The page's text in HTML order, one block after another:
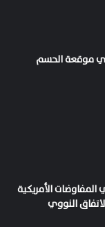
موقعة الحسم
الأمريكية
النووي